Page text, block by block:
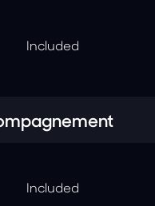
Included
Included